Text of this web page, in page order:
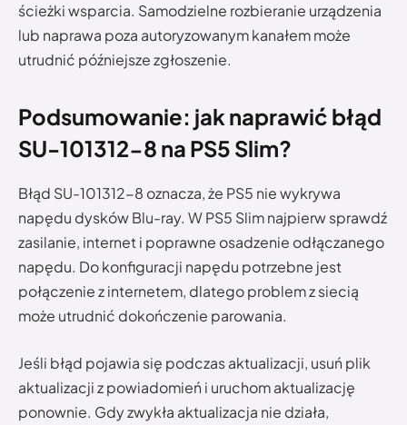
ścieżki wsparcia. Samodzielne rozbieranie urządzenia
lub naprawa poza autoryzowanym kanałem może
utrudnić późniejsze zgłoszenie.
Podsumowanie: jak naprawić błąd
SU-101312-8 na PS5 Slim?
Błąd SU-101312-8 oznacza, że PS5 nie wykrywa
napędu dysków Blu-ray. W PS5 Slim najpierw sprawdź
zasilanie, internet i poprawne osadzenie odłączanego
napędu. Do konfiguracji napędu potrzebne jest
połączenie z internetem, dlatego problem z siecią
może utrudnić dokończenie parowania.
Jeśli błąd pojawia się podczas aktualizacji, usuń plik
aktualizacji z powiadomień i uruchom aktualizację
ponownie. Gdy zwykła aktualizacja nie działa,